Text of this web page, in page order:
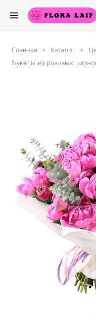
Главная Каталог
Букеты из розовых